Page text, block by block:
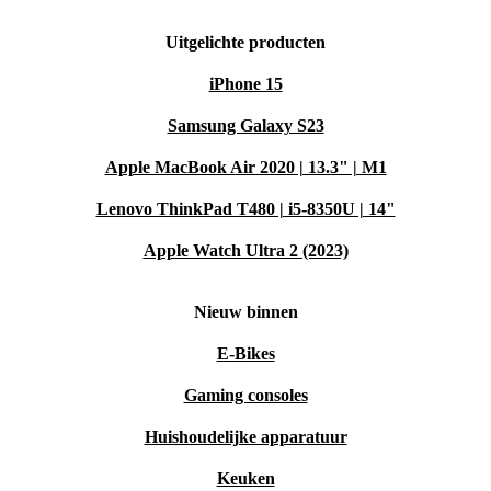
Uitgelichte producten
iPhone 15
Samsung Galaxy S23
Apple MacBook Air 2020 | 13.3" | M1
Lenovo ThinkPad T480 | i5-8350U | 14"
Apple Watch Ultra 2 (2023)
Nieuw binnen
E-Bikes
Gaming consoles
Huishoudelijke apparatuur
Keuken